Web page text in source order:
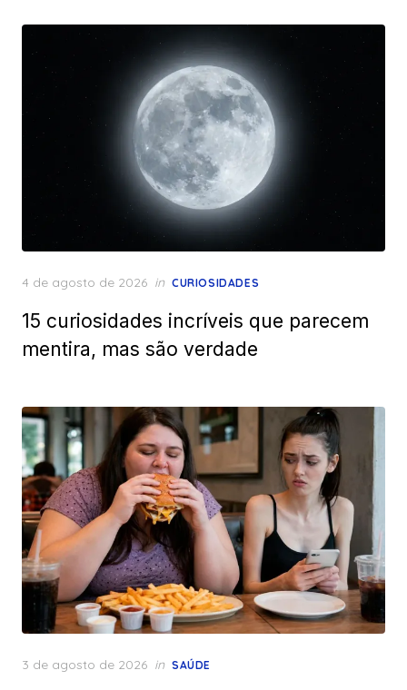
Posted
4 de agosto de 2026 in CURIOSIDADES
15 curiosidades incríveis que parecem
mentira, mas são verdade
Posted
3 de agosto de 2026 in SAÚDE